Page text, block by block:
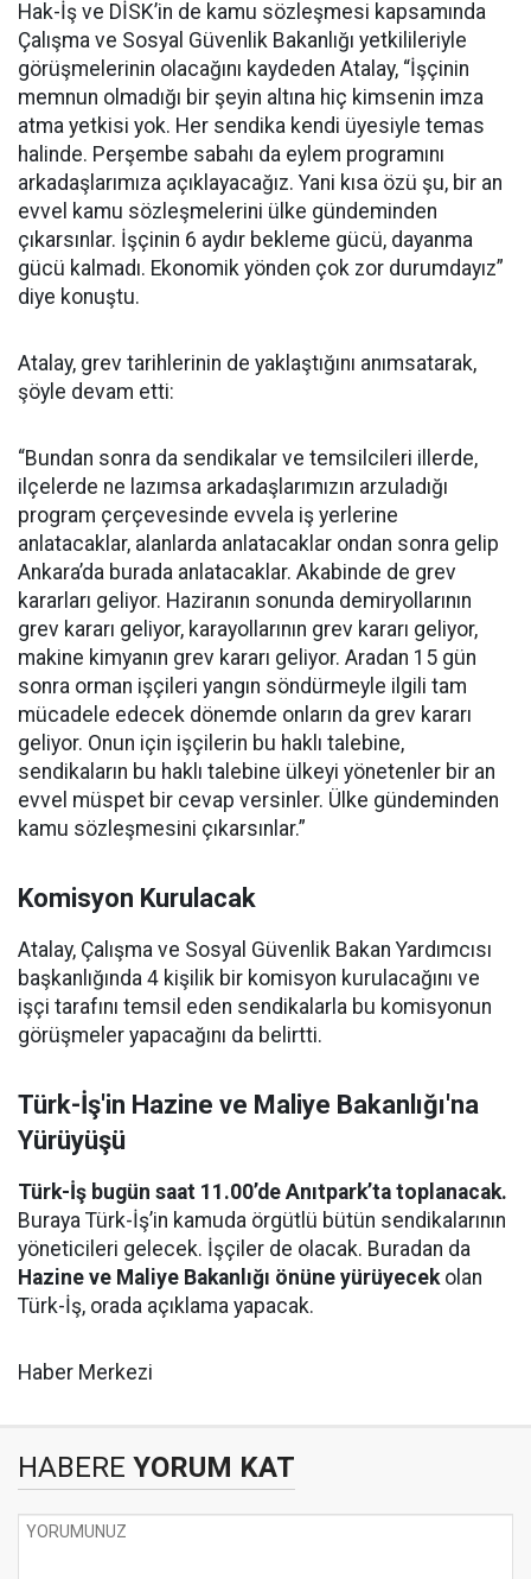
Hak-İş ve DİSK’in de kamu sözleşmesi kapsamında
Çalışma ve Sosyal Güvenlik Bakanlığı yetkilileriyle
görüşmelerinin olacağını kaydeden Atalay, “İşçinin
memnun olmadığı bir şeyin altına hiç kimsenin imza
atma yetkisi yok. Her sendika kendi üyesiyle temas
halinde. Perşembe sabahı da eylem programını
arkadaşlarımıza açıklayacağız. Yani kısa özü şu, bir an
evvel kamu sözleşmelerini ülke gündeminden
çıkarsınlar. İşçinin 6 aydır bekleme gücü, dayanma
gücü kalmadı. Ekonomik yönden çok zor durumdayız”
diye konuştu.
Atalay, grev tarihlerinin de yaklaştığını anımsatarak,
şöyle devam etti:
“Bundan sonra da sendikalar ve temsilcileri illerde,
ilçelerde ne lazımsa arkadaşlarımızın arzuladığı
program çerçevesinde evvela iş yerlerine
anlatacaklar, alanlarda anlatacaklar ondan sonra gelip
Ankara’da burada anlatacaklar. Akabinde de grev
kararları geliyor. Haziranın sonunda demiryollarının
grev kararı geliyor, karayollarının grev kararı geliyor,
makine kimyanın grev kararı geliyor. Aradan 15 gün
sonra orman işçileri yangın söndürmeyle ilgili tam
mücadele edecek dönemde onların da grev kararı
geliyor. Onun için işçilerin bu haklı talebine,
sendikaların bu haklı talebine ülkeyi yönetenler bir an
evvel müspet bir cevap versinler. Ülke gündeminden
kamu sözleşmesini çıkarsınlar.”
Komisyon Kurulacak
Atalay, Çalışma ve Sosyal Güvenlik Bakan Yardımcısı
başkanlığında 4 kişilik bir komisyon kurulacağını ve
işçi tarafını temsil eden sendikalarla bu komisyonun
görüşmeler yapacağını da belirtti.
Türk-İş'in Hazine ve Maliye Bakanlığı'na
Yürüyüşü
Türk-İş bugün saat 11.00’de Anıtpark’ta toplanacak.
Buraya Türk-İş’in kamuda örgütlü bütün sendikalarının
yöneticileri gelecek. İşçiler de olacak. Buradan da
Hazine ve Maliye Bakanlığı önüne yürüyecekolan
Türk-İş, orada açıklama yapacak.
Haber Merkezi
HABERE YORUM KAT